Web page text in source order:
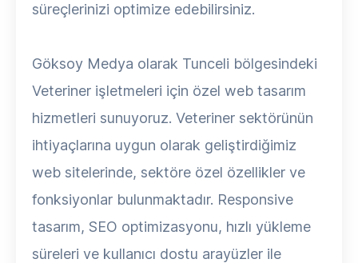
süreçlerinizi optimize edebilirsiniz.
Göksoy Medya olarak Tunceli bölgesindeki
Veteriner işletmeleri için özel web tasarım
hizmetleri sunuyoruz. Veteriner sektörünün
ihtiyaçlarına uygun olarak geliştirdiğimiz
web sitelerinde, sektöre özel özellikler ve
fonksiyonlar bulunmaktadır. Responsive
tasarım, SEO optimizasyonu, hızlı yükleme
süreleri ve kullanıcı dostu arayüzler ile